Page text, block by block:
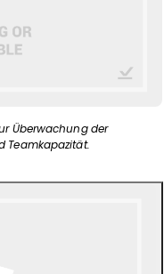
Überwachung der
Teamkapazität.